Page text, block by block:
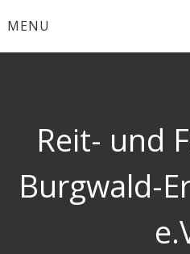
toMENU
Reit- und
Burgwald-